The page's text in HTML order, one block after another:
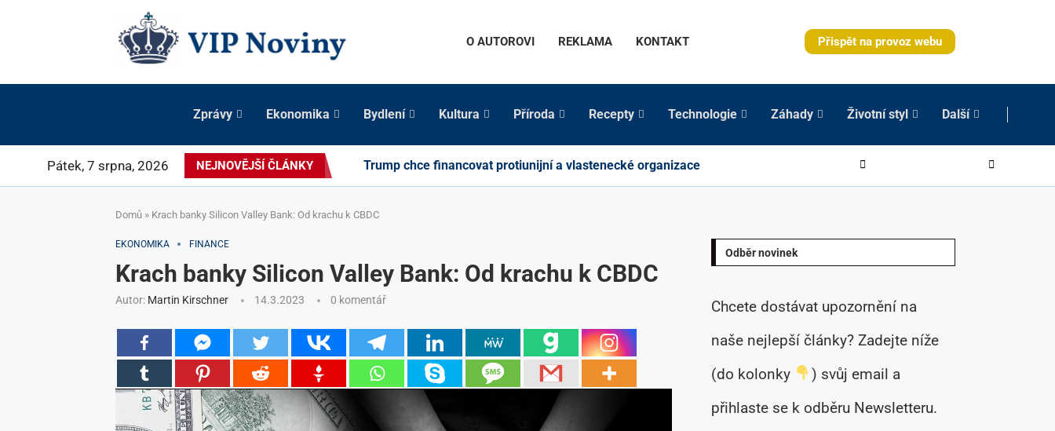
O AUTOROVI REKLAMA KONTAKT Přispět na provoz webu
Zprávy Ekonomika Bydlení Kultura Příroda Recepty Technologie Záhady Životní styl Další
Pátek, 7 srpna, 2026 NEJNOVĚJŠÍ ČLÁNKY Trump chce financovat protiunijní a vlastenecké organizace
Domů » Krach banky Silicon Valley Bank: Od krachu k CBDC
EKONOMIKA FINANCE
Krach banky Silicon Valley Bank: Od krachu k CBDC
Autor: Martin Kirschner 14.3.2023 0 komentář
Odběr novinek
Chcete dostávat upozornění na
naše nejlepší články? Zadejte níže
(do kolonky
) svůj email a
přihlaste se k odběru Newsletteru.